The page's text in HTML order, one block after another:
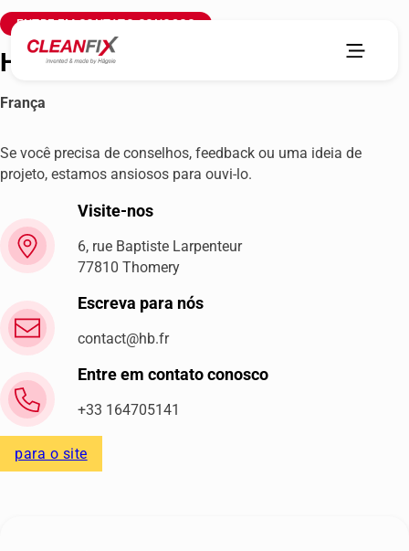
HB s.a.r.l.
França
ENTRE EM CONTATO CONOSCO
Se você precisa de conselhos, feedback ou uma ideia de
projeto, estamos ansiosos para ouvi-lo.
Visite-nos
6, rue Baptiste Larpenteur
77810 Thomery
Escreva para nós
contact@hb.fr
Entre em contato conosco
+33 164705141
para o site